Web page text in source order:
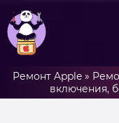
Ремонт Apple »
включения,